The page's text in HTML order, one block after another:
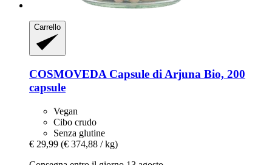
Carrello
COSMOVEDA Capsule di Arjuna Bio, 200
capsule
Vegan
Cibo crudo
Senza glutine
€ 29,99 (€ 374,88 / kg)